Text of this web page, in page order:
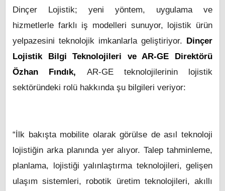
Dinçer Lojistik; yeni yöntem, uygulama ve
hizmetlerle farklı iş modelleri sunuyor, lojistik ürün
yelpazesini teknolojik imkanlarla geliştiriyor.
Dinçer
Lojistik Bilgi Teknolojileri ve AR-GE Direktörü
Özhan Fındık,
AR-GE teknolojilerinin lojistik
sektöründeki rolü hakkında şu bilgileri veriyor:
“İlk bakışta mobilite olarak görülse de asıl teknoloji
lojistiğin arka planında yer alıyor. Talep tahminleme,
planlama, lojistiği yalınlaştırma teknolojileri, gelişen
ulaşım sistemleri, robotik üretim teknolojileri, akıllı